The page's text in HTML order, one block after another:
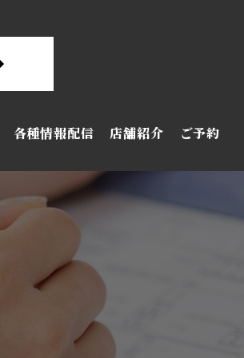
各種情報配信 店舗紹介 ご予約